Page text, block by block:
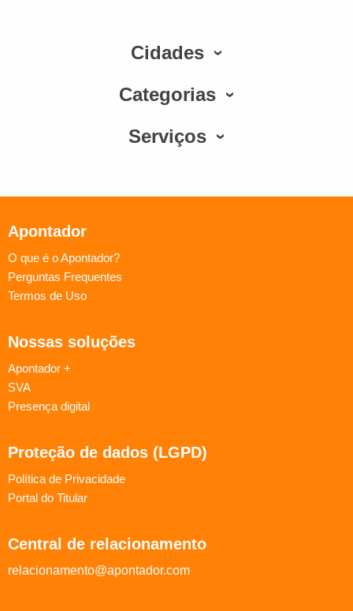
Cidades
Categorias
Serviços
Apontador
O que é o Apontador?
Perguntas Frequentes
Termos de Uso
Nossas soluções
Apontador +
SVA
Presença digital
Proteção de dados (LGPD)
Política de Privacidade
Portal do Titular
Central de relacionamento
relacionamento@apontador.com